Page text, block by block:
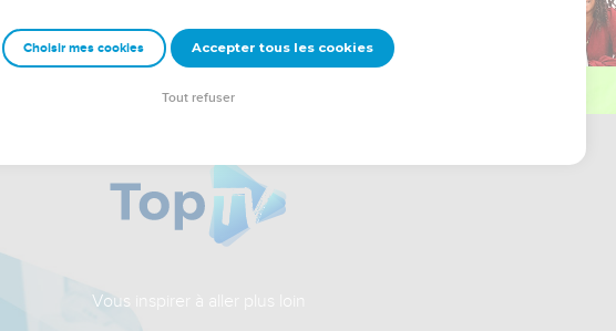
Vous inspirer à aller plus loin
Choisir mes cookies Accepter tous les cookies
Tout refuser